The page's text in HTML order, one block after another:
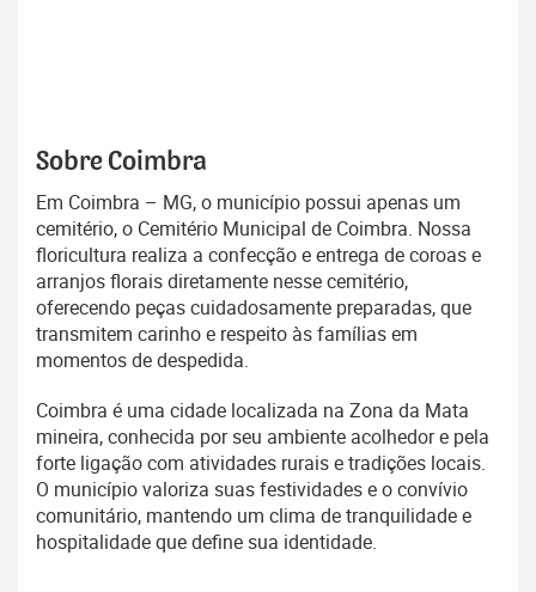
Sobre Coimbra
Em Coimbra – MG, o município possui apenas um
cemitério, o Cemitério Municipal de Coimbra. Nossa
floricultura realiza a confecção e entrega de coroas e
arranjos florais diretamente nesse cemitério,
oferecendo peças cuidadosamente preparadas, que
transmitem carinho e respeito às famílias em
momentos de despedida.
Coimbra é uma cidade localizada na Zona da Mata
mineira, conhecida por seu ambiente acolhedor e pela
forte ligação com atividades rurais e tradições locais.
O município valoriza suas festividades e o convívio
comunitário, mantendo um clima de tranquilidade e
hospitalidade que define sua identidade.